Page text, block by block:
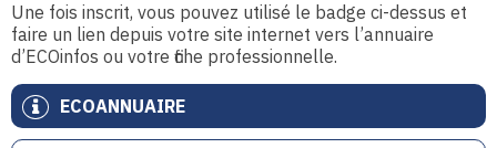
ECOANNUAIRE
Une fois inscrit, vous pouvez utilisé le badge ci-dessus et
faire un lien depuis votre site internet vers l’annuaire
d’ECOinfos ou votre fiche professionnelle.